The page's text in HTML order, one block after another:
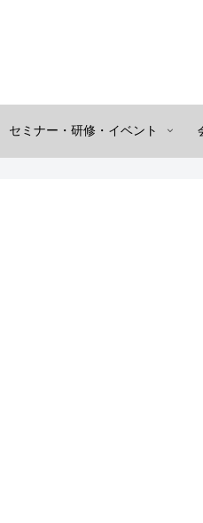
セミナー・研修・イベント